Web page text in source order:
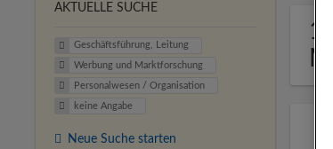
1
AKTUELLE SUCHE
Geschäftsführung, Leitung
Werbung und Marktforschung
Personalwesen / Organisation
keine Angabe
Neue Suche starten